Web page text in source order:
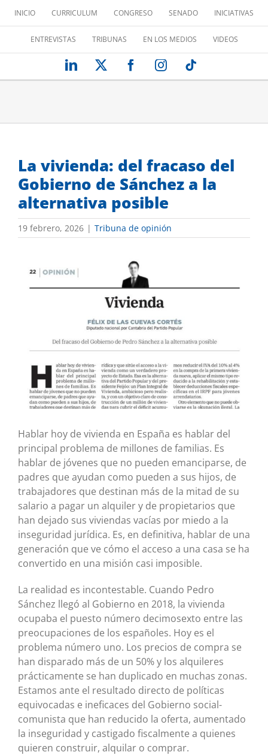
contenido
INICIO CURRICULUM CONGRESO SENADO INICIATIVAS
ENTREVISTAS TRIBUNAS EN LOS MEDIOS VIDEOS
LinkedIn FacebookInstagram
La vivienda: del fracaso del
Gobierno de Sánchez a la
alternativa posible
19 febrero, 2026 | Tribuna de opinión
imagen
más
Hablar hoy de vivienda en España es hablar del
principal problema de millones de familias. Es
hablar de jóvenes que no pueden emanciparse, de
padres que ayudan como pueden a sus hijos, de
trabajadores que destinan más de la mitad de su
salario a pagar un alquiler y de propietarios que
han dejado sus viviendas vacías por miedo a la
inseguridad jurídica. Es, en definitiva, hablar de una
generación que ve cómo el acceso a una casa se ha
convertido en una misión casi imposible.
La realidad es incontestable. Cuando Pedro
Sánchez llegó al Gobierno en 2018, la vivienda
ocupaba el puesto número decimosexto entre las
preocupaciones de los españoles. Hoy es el
problema número uno. Los precios de compra se
han disparado más de un 50% y los alquileres
prácticamente se han duplicado en muchas zonas.
Estamos ante el resultado directo de políticas
equivocadas e ineficaces del Gobierno social-
comunista que han reducido la oferta, aumentado
la inseguridad y castigado fiscalmente a quienes
quieren construir, alquilar o comprar.